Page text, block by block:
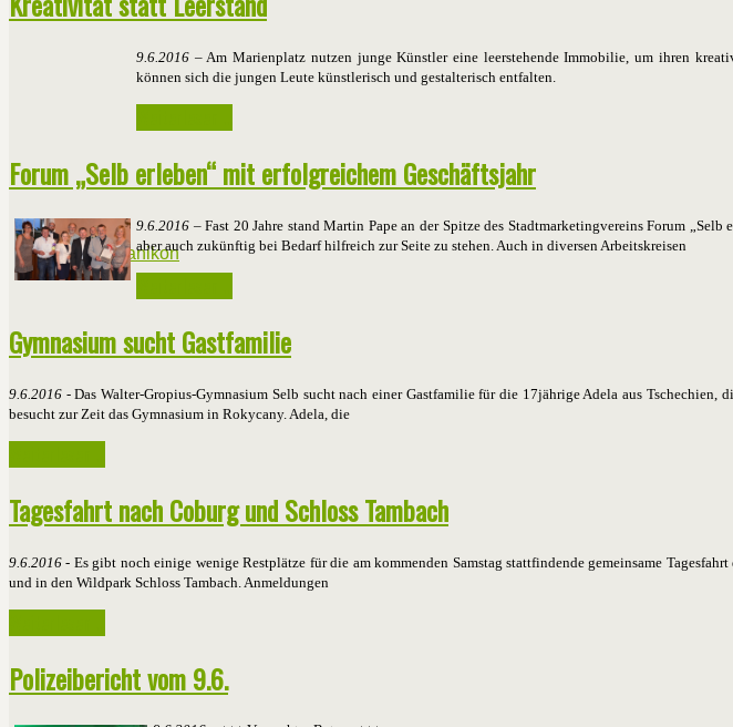
9.6.2016 – Am Marienplatz nutzen junge Künstler eine leerstehende Immobilie, um ihren
können sich die jungen Leute künstlerisch und gestalterisch entfalten.
Forum „Selb erleben“ mit erfolgreichem Geschäftsjahr
9.6.2016 – Fast 20 Jahre stand Martin Pape an der Spitze des Stadtmarketingvereins Forum
aber auch zukünftig bei Bedarf hilfreich zur Seite zu stehen. Auch in diversen Arbeitskreisen
Gymnasium sucht Gastfamilie
9.6.2016 - Das Walter-Gropius-Gymnasium Selb sucht nach einer Gastfamilie für die 17jährige Adela aus
besucht zur Zeit das Gymnasium in Rokycany. Adela, die
Tagesfahrt nach Coburg und Schloss Tambach
9.6.2016 - Es gibt noch einige wenige Restplätze für die am kommenden Samstag stattfindende gemeinsame
und in den Wildpark Schloss Tambach. Anmeldungen
Polizeibericht vom 9.6.